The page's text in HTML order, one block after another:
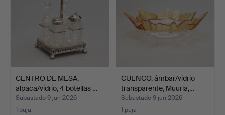
CENTRO DE MESA,
alpaca/vidrio, 4 botellas …
Subastado 9 jun 2026
1 puja
CUENCO, ámbar/vidrio
transparente, Muurla,…
Subastado 9 jun 2026
1 puja